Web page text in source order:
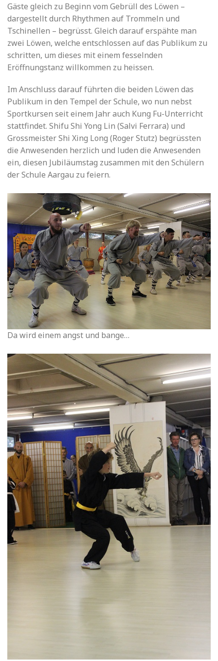
Gäste gleich zu Beginn vom Gebrüll des Löwen –
dargestellt durch Rhythmen auf Trommeln und
Tschinellen – begrüsst. Gleich darauf erspähte man
zwei Löwen, welche entschlossen auf das Publikum zu
schritten, um dieses mit einem fesselnden
Eröffnungstanz willkommen zu heissen.
Im Anschluss darauf führten die beiden Löwen das
Publikum in den Tempel der Schule, wo nun nebst
Sportkursen seit einem Jahr auch Kung Fu-Unterricht
stattfindet. Shifu Shi Yong Lin (Salvi Ferrara) und
Grossmeister Shi Xing Long (Roger Stutz) begrüssten
die Anwesenden herzlich und luden die Anwesenden
ein, diesen Jubiläumstag zusammen mit den Schülern
der Schule Aargau zu feiern.
Da wird einem angst und bange…